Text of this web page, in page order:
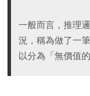
一般而言，推理
況，稱為做了一
以分為「無價值